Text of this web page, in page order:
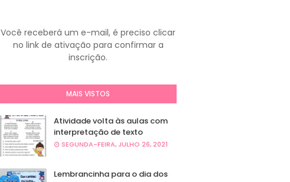
Você receberá um e-mail, é preciso clicar
no link de ativação para confirmar a
inscrição.
MAIS VISTOS
Atividade volta às aulas com
interpretação de texto
SEGUNDA-FEIRA, JULHO 26, 2021
Lembrancinha para o dia dos